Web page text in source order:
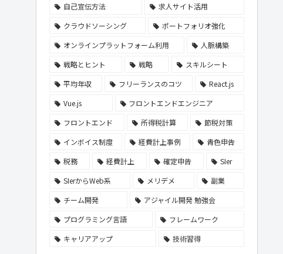
自己宣伝方法
求人サイト活用
クラウドソーシング
ポートフォリオ強化
オンラインプラットフォーム利用
人脈構築
戦略とヒント
戦略
スキルシート
平均年収
フリーランスのコツ
React.js
Vue.js
フロントエンドエンジニア
フロントエンド
所得税計算
節税対策
インボイス制度
経費計上事例
青色申告
税務
経費計上 確定申告
SIer
SIerからWeb系
メリデメ
副業
チーム開発
アジャイル開発 勉強会
プログラミング言語
フレームワーク
キャリアアップ
技術習得